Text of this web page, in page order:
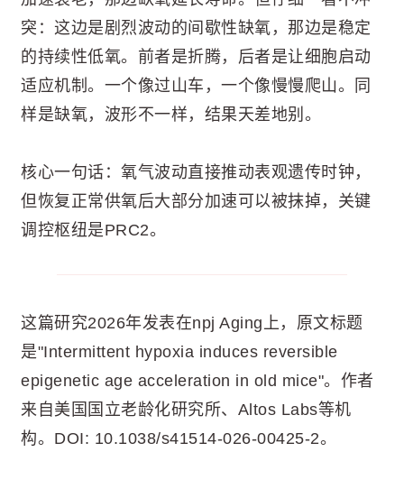
突：这边是剧烈波动的间歇性缺氧，那边是稳定
的持续性低氧。前者是折腾，后者是让细胞启动
适应机制。一个像过山车，一个像慢慢爬山。同
样是缺氧，波形不一样，结果天差地别。
核心一句话：氧气波动直接推动表观遗传时钟，
但恢复正常供氧后大部分加速可以被抹掉，关键
调控枢纽是PRC2。
这篇研究2026年发表在npj Aging上，原文标题
是"Intermittent hypoxia induces reversible
epigenetic age acceleration in old mice"。作者
来自美国国立老龄化研究所、Altos Labs等机
构。DOI: 10.1038/s41514-026-00425-2。